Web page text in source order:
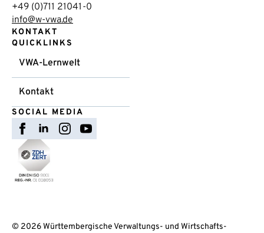
+49 (0)711 21041-0
info@w-vwa.de
KONTAKT
QUICKLINKS
VWA-Lernwelt
Kontakt
SOCIAL MEDIA
© 2026 Württembergische Verwaltungs- und Wirtschafts-